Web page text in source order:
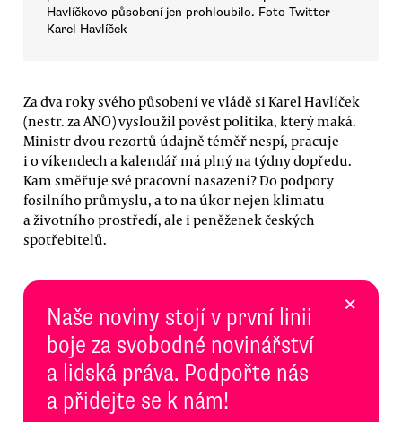
Havlíčkovo působení jen prohloubilo. Foto Twitter
Karel Havlíček
Za dva roky svého působení ve vládě si Karel Havlíček
(nestr. za ANO) vysloužil pověst politika, který maká.
Ministr dvou rezortů údajně téměř nespí, pracuje
i o víkendech a kalendář má plný na týdny dopředu.
Kam směřuje své pracovní nasazení? Do podpory
fosilního průmyslu, a to na úkor nejen klimatu
a životního prostředí, ale i peněženek českých
spotřebitelů.
Naše noviny stojí v první linii
boje za svobodné novinářství
a lidská práva. Podpořte nás
a přidejte se k nám!
×